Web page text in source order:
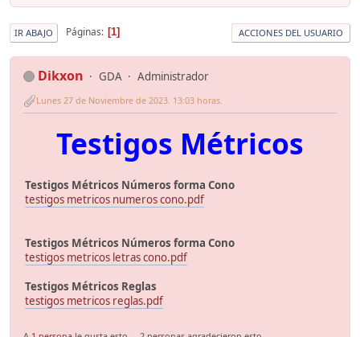
IR ABAJO Páginas 1 ACCIONES DEL USUARIO
Dikxon GDA Administrador
Lunes 27 de Noviembre de 2023. 13:03 horas.
Testigos Métricos
Testigos Métricos Números forma Cono
testigos metricos numeros cono.pdf
Testigos Métricos Números forma Cono
testigos metricos letras cono.pdf
Testigos Métricos Reglas
testigos metricos reglas.pdf